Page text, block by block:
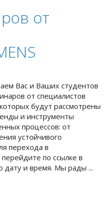
от
Вас и Ваших студентов
от специалистов
будут рассмотрены
и инструменты
процессов: от
устойчивого
перехода в
по ссылке в
дату и время. Мы рады ...